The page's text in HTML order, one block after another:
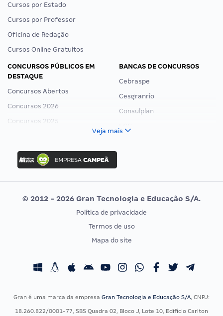
Cursos por Estado
Cursos por Professor
Oficina de Redação
Cursos Online Gratuitos
CONCURSOS PÚBLICOS EM
DESTAQUE
Concursos Abertos
Concursos 2026
Concursos 2025
Concurso Nacional Unificado
Concurso Ibama
Concurso MPU
Editais publicados
BANCAS DE CONCURSOS
Cebraspe
Cesgranrio
Consulplan
Vunesp
CONCURSOS POR PROFISSÃO
Concursos Fiscais
EXAME DE ORDEM
Calendário OAB
Veja mais
© 2012 - 2026 Gran Tecnologia e Educação S/A.
Política de privacidade
Termos de uso
Mapa do site
Gran é uma marca da empresa Gran Tecnologia e Educação S/A, CNPJ:
18.260.822/0001-77, SBS Quadra 02, Bloco J, Lote 10, Edifício Carlton